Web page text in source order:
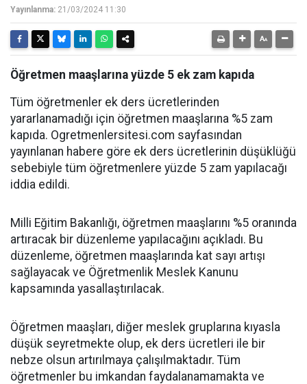
Yayınlanma: 21/03/2024 11:30
Öğretmen maaşlarına yüzde 5 ek zam kapıda
Tüm öğretmenler ek ders ücretlerinden
yararlanamadığı için öğretmen maaşlarına %5 zam
kapıda. Ogretmenlersitesi.com sayfasından
yayınlanan habere göre ek ders ücretlerinin düşüklüğü
sebebiyle tüm öğretmenlere yüzde 5 zam yapılacağı
iddia edildi.
Milli Eğitim Bakanlığı, öğretmen maaşlarını %5 oranında
artıracak bir düzenleme yapılacağını açıkladı. Bu
düzenleme, öğretmen maaşlarında kat sayı artışı
sağlayacak ve Öğretmenlik Meslek Kanunu
kapsamında yasallaştırılacak.
Öğretmen maaşları, diğer meslek gruplarına kıyasla
düşük seyretmekte olup, ek ders ücretleri ile bir
nebze olsun artırılmaya çalışılmaktadır. Tüm
öğretmenler bu imkandan faydalanamamakta ve